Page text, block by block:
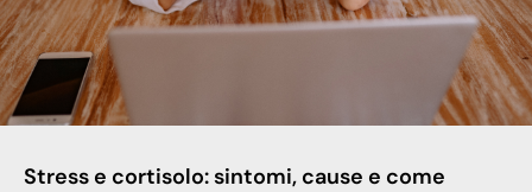
Stress e cortisolo: sintomi, cause e come